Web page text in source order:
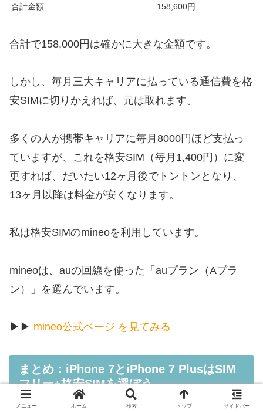
合計金額
158,600円
合計で158,000円は確かに大きな金額です。
しかし、毎月三大キャリアに払っている通信費を格
安SIMに切りかえれば、元は取れます。
多くの人が携帯キャリアに毎月8000円ほど支払っ
ていますが、これを格安SIM（毎月1,400円）に変
更すれば、だいたい12ヶ月後でトントンとなり、
13ヶ月以降は料金が安くなります。
私は格安SIMのmineoを利用しています。
mineoは、auの回線を使った「auプラン（Aプラ
ン）」を選んでいます。
▶︎▶︎ mineo公式ページ を見てみる
まとめ：iPhone 7とiPhone 7 PlusはSIM
フリー+格安SIMを選ぼう
メニュー ホーム 検索 トップ サイドバー